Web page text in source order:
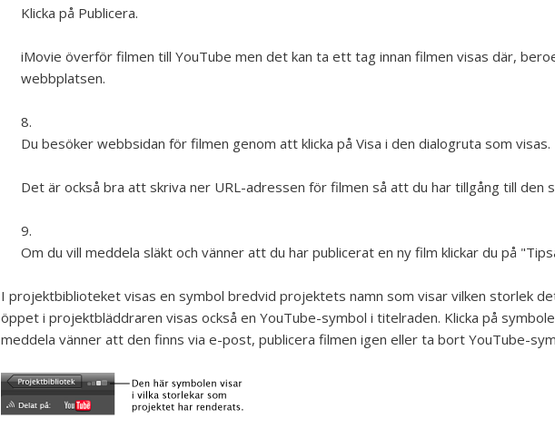
Klicka på Publicera.
iMovie överför filmen till YouTube men det kan ta ett tag innan filmen visas där,
webbplatsen.
Du besöker webbsidan för filmen genom att klicka på Visa i den dialogruta som visas.
Det är också bra att skriva ner URL-adressen för filmen så att du har tillgång till den
Om du vill meddela släkt och vänner att du har publicerat en ny film klickar du på
I projektbiblioteket visas en symbol bredvid projektets namn som visar vilken storlek
öppet i projektbläddraren visas också en YouTube-symbol i titelraden. Klicka på
meddela vänner att den finns via e-post, publicera filmen igen eller ta bort YouTube-